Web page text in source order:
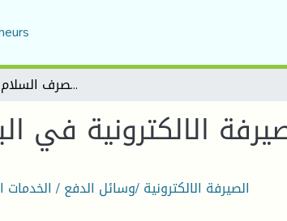
واقع الصيرفة الالكترونية في البنوك التجاريةمصرف السلام الجزائر انموذجا
الالكترونية في
الصيرفة الالكترونية /وسائل الدفع /